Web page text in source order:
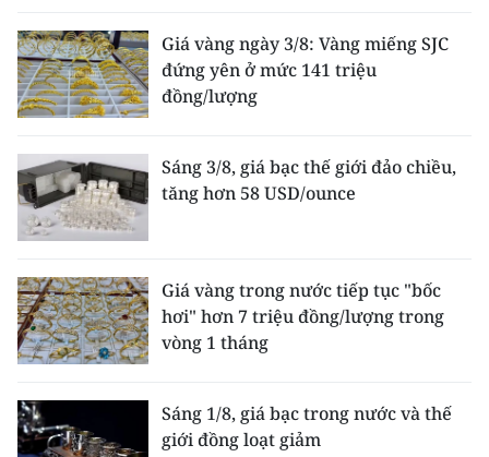
Giá vàng ngày 3/8: Vàng miếng SJC
đứng yên ở mức 141 triệu
đồng/lượng
Sáng 3/8, giá bạc thế giới đảo chiều,
tăng hơn 58 USD/ounce
Giá vàng trong nước tiếp tục "bốc
hơi" hơn 7 triệu đồng/lượng trong
vòng 1 tháng
Sáng 1/8, giá bạc trong nước và thế
giới đồng loạt giảm